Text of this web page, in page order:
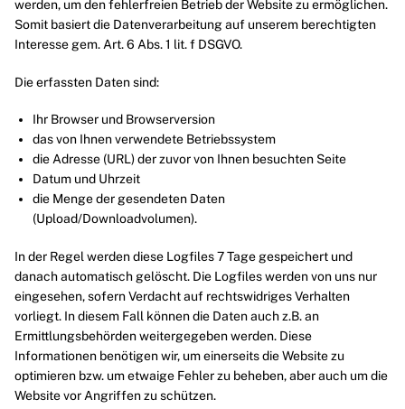
werden, um den fehlerfreien Betrieb der Website zu ermöglichen.
Somit basiert die Datenverarbeitung auf unserem berechtigten
Interesse gem. Art. 6 Abs. 1 lit. f DSGVO.
Die erfassten Daten sind:
Ihr Browser und Browserversion
das von Ihnen verwendete Betriebssystem
die Adresse (URL) der zuvor von Ihnen besuchten Seite
Datum und Uhrzeit
die Menge der gesendeten Daten
(Upload/Downloadvolumen).
In der Regel werden diese Logfiles 7 Tage gespeichert und
danach automatisch gelöscht. Die Logfiles werden von uns nur
eingesehen, sofern Verdacht auf rechtswidriges Verhalten
vorliegt. In diesem Fall können die Daten auch z.B. an
Ermittlungsbehörden weitergegeben werden. Diese
Informationen benötigen wir, um einerseits die Website zu
optimieren bzw. um etwaige Fehler zu beheben, aber auch um die
Website vor Angriffen zu schützen.